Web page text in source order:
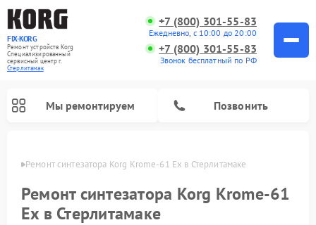
FIX-KORG
Ремонт устройств Korg
Специализированный
cервисный центр г.
Стерлитамак
+7 (800) 301-55-83
Ежедневно, с 10:00 до 20:00
+7 (800) 301-55-83
Звонок бесплатный по РФ
Мы ремонтируем Позвонить
Ремонт синтезатора Korg Krome-61 Ex в Стерлитамаке
Ремонт синтезатора Korg Krome-61
Ex в Стерлитамаке